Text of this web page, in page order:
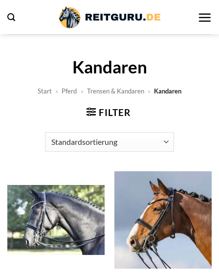
Inhalt
springen
Kandaren
Start » Pferd » Trensen & Kandaren » Kandaren
FILTER